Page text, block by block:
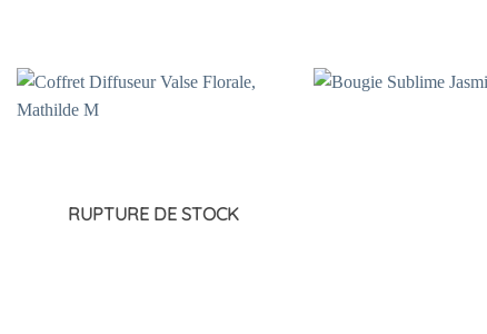
RUPTURE DE STOCK